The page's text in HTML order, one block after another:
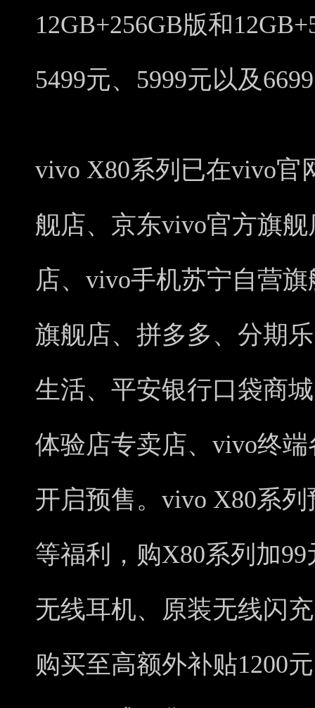
12GB+256GB版和
5499元、5999元以及
vivo X80系列已在vivo官
舰店、京东vivo官方旗
店、vivo手机苏宁自营
旗舰店、拼多多、分期
生活、平安银行口袋商
体验店专卖店、vivo终
开启预售。vivo X80系
等福利，购X80系列加
无线耳机、原装无线闪
购买至高额外补贴1200